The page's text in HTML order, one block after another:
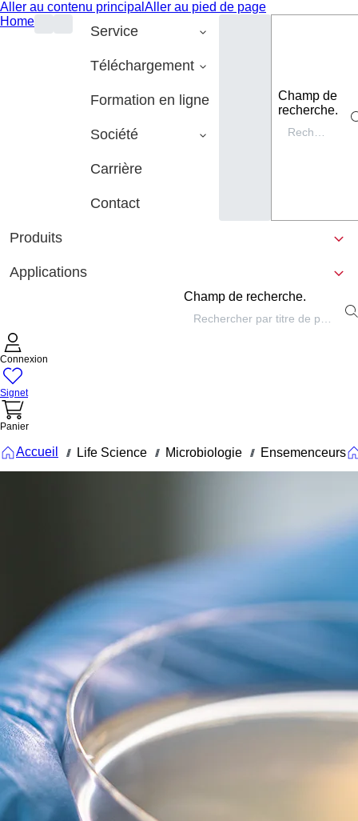
Aller au contenu principal Aller au pied de page
Home
Service
Téléchargement
Formation en ligne
Société
Carrière
Contact
Champ de
recherche.
Produits
Applications
Champ de recherche.
Connexion
Signet
Panier
Accueil /// Life Science /// Microbiologie /// Ensemenceurs